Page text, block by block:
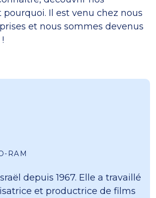
Il est venu chez nous
et nous sommes devenus
RAM
depuis 1967. Elle a travaillé
et productrice de films